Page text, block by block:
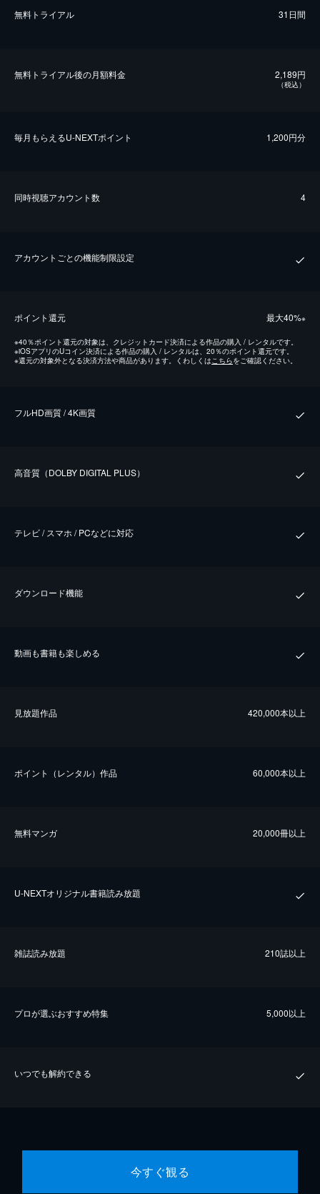
無料トライアル 31日間
無料トライアル後の⽉額料金 2,189円
（税込）
毎⽉もらえるU-NEXTポイント 1,200円分
同時視聴アカウント数 4
アカウントごとの機能制限設定
ポイント還元 最⼤40%※
※40％ポイント還元の対象は、クレジットカード決済による作品の購入 / レンタルです。
※iOSアプリのUコイン決済による作品の購入 / レンタルは、20％のポイント還元です。
※還元の対象外となる決済方法や商品があります。くわしくはこちらをご確認ください。
フルHD画質 / 4K画質
⾼⾳質（DOLBY DIGITAL PLUS）
テレビ / スマホ / PCなどに対応
ダウンロード機能
動画も書籍も楽しめる
⾒放題作品 420,000本以上
ポイント（レンタル）作品 60,000本以上
無料マンガ 20,000冊以上
U-NEXTオリジナル書籍読み放題
雑誌読み放題 210誌以上
プロが選ぶおすすめ特集 5,000以上
いつでも解約できる
今すぐ観る